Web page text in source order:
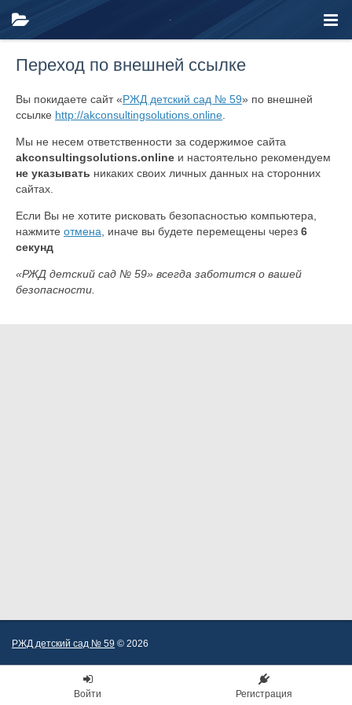
Переход по внешней ссылке
Вы покидаете сайт «РЖД детский сад № 59» по внешней
ссылке http://akconsultingsolutions.online
Мы не несем ответственности за содержимое сайта
akconsultingsolutions.online и настоятельно рекомендуем
не указывать никаких своих личных данных на сторонних
сайтах.
Если Вы не хотите рисковать безопасностью компьютера,
нажмите отмена , иначе вы будете перемещены через 6
секунд
«РЖД детский сад № 59» всегда заботится о вашей
безопасности.
РЖД детский сад № 59 © 2026
Войти Регистрация